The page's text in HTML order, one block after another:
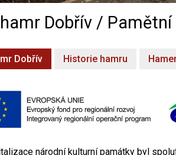
Dobřív /
Dobřív Historie hamru
národní kulturní památky byl